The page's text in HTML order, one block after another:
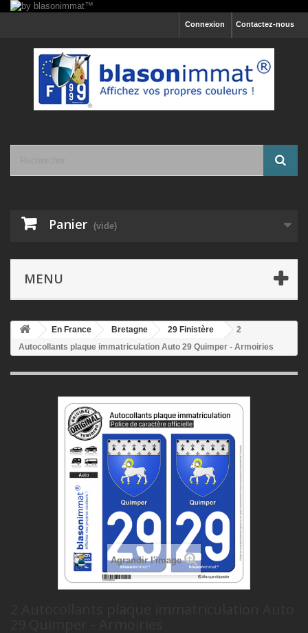
Contactez-nous
Connexion
Panier (vide)
MENU
En France Bretagne 29 Finistère
2
Autocollants plaque immatriculation Auto 29 Quimper - Armoiries
Agrandir l'image